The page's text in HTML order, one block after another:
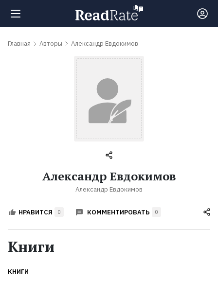
Поиск
обсуждаемые
Авторы
Жанры
Главная Авторы Александр Евдокимов
Александр Евдокимов
Александр Евдокимов
НРАВИТСЯ 0 КОММЕНТИРОВАТЬ 0
Книги
КНИГИ